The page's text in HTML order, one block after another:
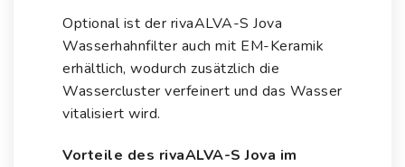
Optional ist der rivaALVA-S Jova
Wasserhahnfilter auch mit EM-Keramik
erhältlich, wodurch zusätzlich die
Wassercluster verfeinert und das Wasser
vitalisiert wird.
Vorteile des rivaALVA-S Jova im